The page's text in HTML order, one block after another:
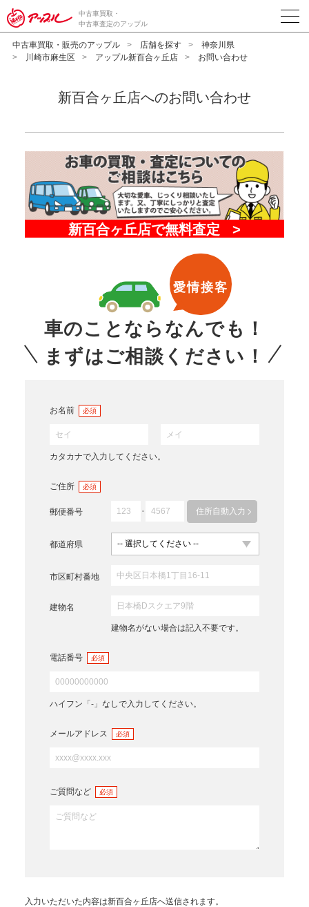
中古車買取・
中古車査定のアップル
中古車買取・販売のアップル 店舗を探す
神奈川県
川崎市麻生区
アップル新百合ヶ丘店 お問い合わせ
新百合ヶ丘店へのお問い合わせ
車のことならなんでも！
まずはご相談ください！
愛情接客
お名前 必須
カタカナで入力してください。
ご住所 必須
郵便番号 住所自動入力
都道府県
市区町村番地
建物名
建物名がない場合は記入不要です。
電話番号 必須
ハイフン「-」なしで入力してください。
メールアドレス 必須
ご質問など 必須
入力いただいた内容は新百合ヶ丘店へ送信されます。